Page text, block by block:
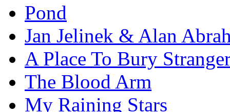
Pond
Jan Jelinek & Alan
A Place To Bury
The Blood Arm
My Raining Stars